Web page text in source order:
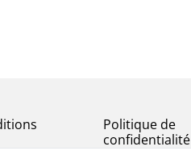
Politique de
confidentialité